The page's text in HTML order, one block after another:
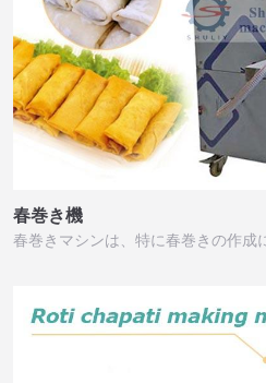
春巻き機
春巻きマシンは、特に春巻きの作成